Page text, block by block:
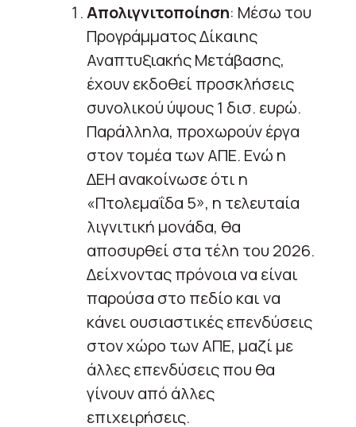
Απολιγνιτοποίηση: Μέσω του
Προγράμματος Δίκαιης
Αναπτυξιακής Μετάβασης,
έχουν εκδοθεί προσκλήσεις
συνολικού ύψους 1 δισ. ευρώ.
Παράλληλα, προχωρούν έργα
στον τομέα των ΑΠΕ. Ενώ η
ΔΕΗ ανακοίνωσε ότι η
«Πτολεμαΐδα 5», η τελευταία
λιγνιτική μονάδα, θα
αποσυρθεί στα τέλη του 2026.
Δείχνοντας πρόνοια να είναι
παρούσα στο πεδίο και να
κάνει ουσιαστικές επενδύσεις
στον χώρο των ΑΠΕ, μαζί με
άλλες επενδύσεις που θα
γίνουν από άλλες
επιχειρήσεις.